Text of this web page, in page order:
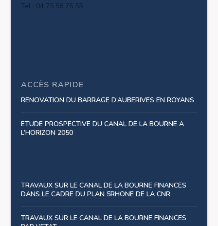
Tél : 04 75 58 75 55
ACCÈS RAPIDE
RENOVATION DU BARRAGE D’AUBERIVES EN ROYANS
ETUDE PROSPECTIVE DU CANAL DE LA BOURNE A
L’HORIZON 2050
TRAVAUX SUR LE CANAL DE LA BOURNE FINANCES
DANS LE CADRE DU PLAN 5RHONE DE LA CNR
TRAVAUX SUR LE CANAL DE LA BOURNE FINANCES